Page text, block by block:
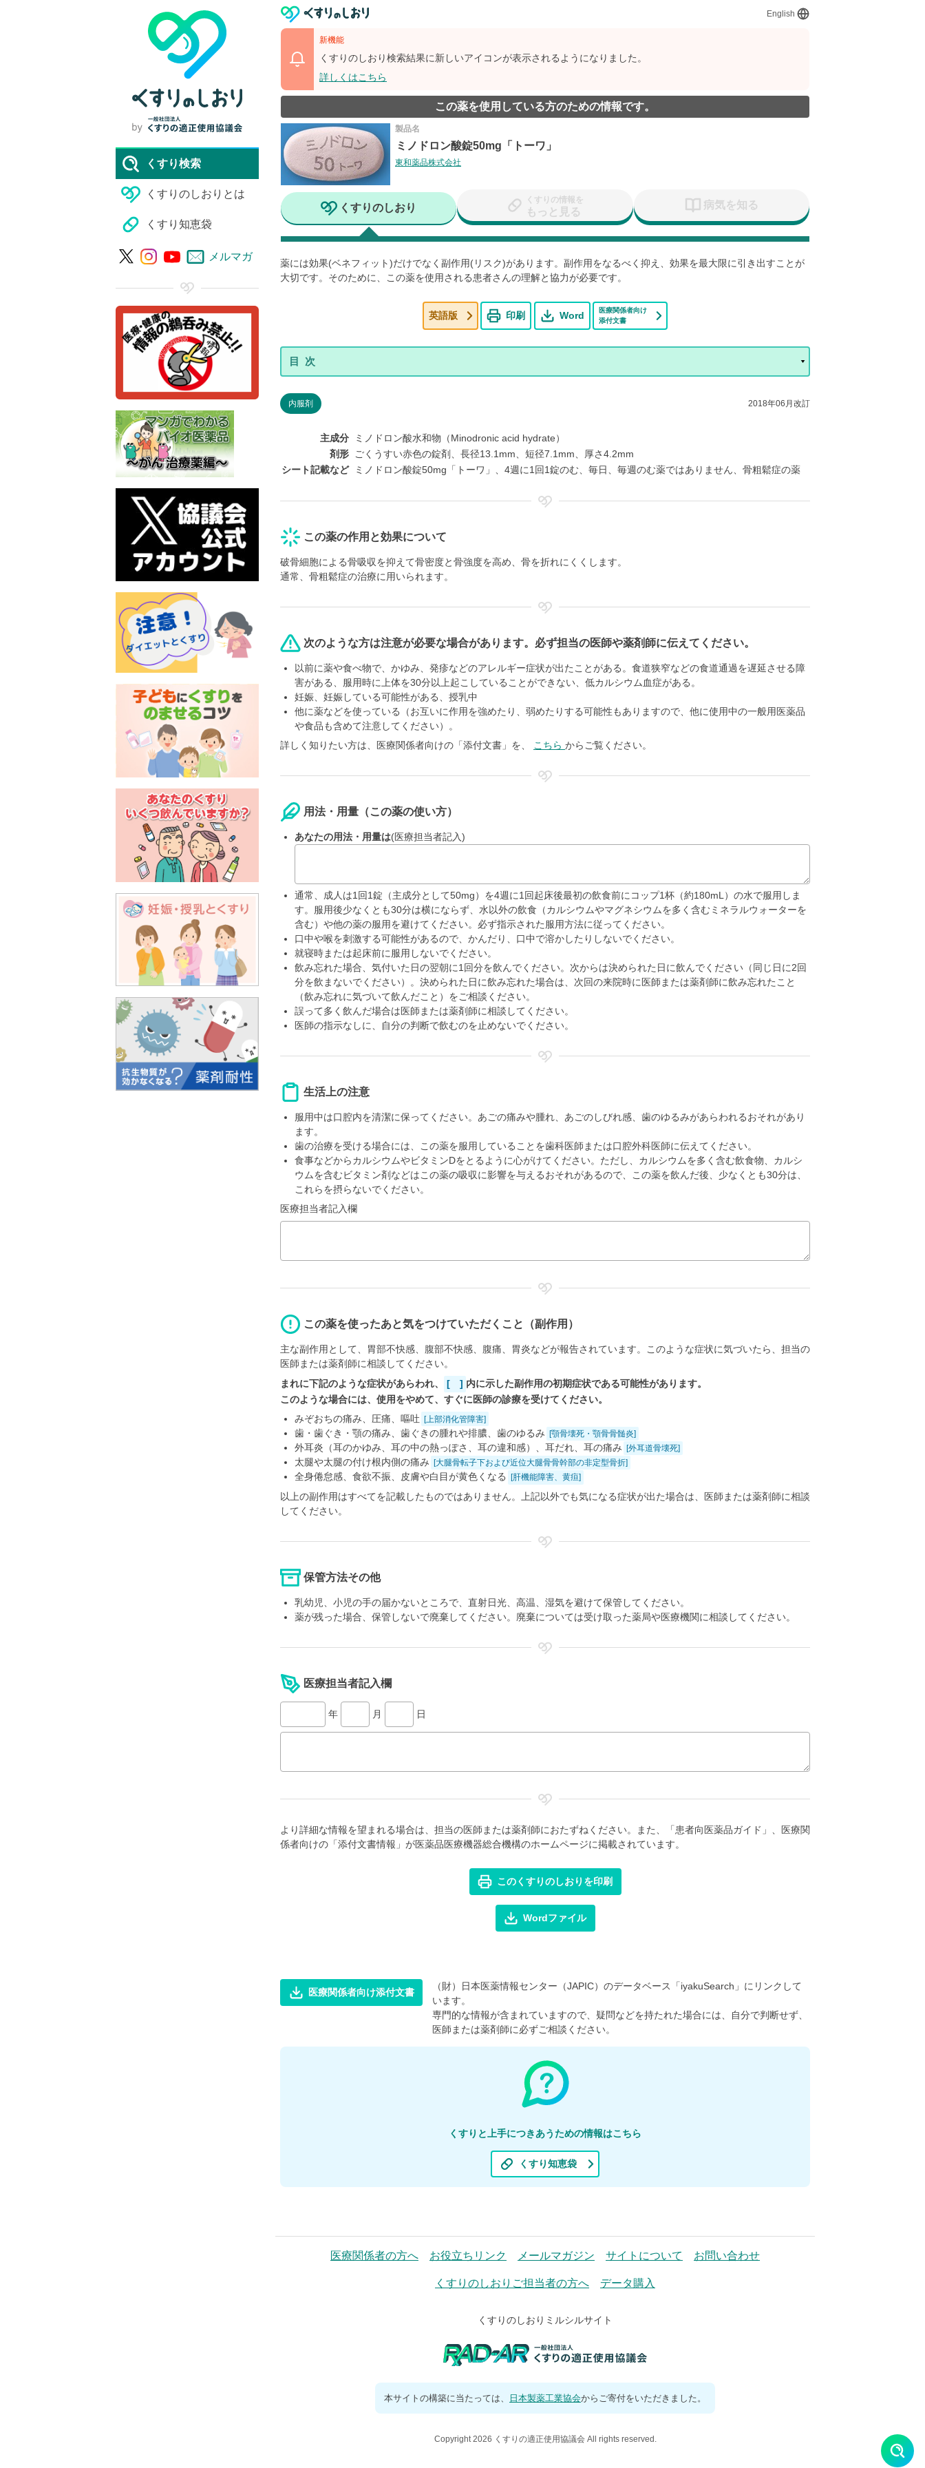
English
新機能
くすりのしおり検索結果に新しいアイコンが表示されるようになりました。
詳しくはこちら
この薬を使用している方のための情報です。
くすり検索
くすりのしおりとは
くすり知恵袋
メルマガ
製品名
ミノドロン酸錠50mg「トーワ」
東和薬品株式会社
くすりのしおり
くすりの情報を
もっと見る
病気を知る
薬には効果(ベネフィット)だけでなく副作用(リスク)があります。副作用をなるべく抑え、効果を最大限に引き出すことが
大切です。そのために、この薬を使用される患者さんの理解と協力が必要です。
英語版 印刷 Word
医療関係者向け
添付文書
内服剤 2018年06月改訂
主成分
ミノドロン酸水和物（Minodronic acid hydrate）
剤形
ごくうすい赤色の錠剤、長径13.1mm、短径7.1mm、厚さ4.2mm
シート記載など
ミノドロン酸錠50mg「トーワ」、4週に1回1錠のむ、毎日、毎週のむ薬ではありません、骨粗鬆症の薬
この薬の作用と効果について
破骨細胞による骨吸収を抑えて骨密度と骨強度を高め、骨を折れにくくします。
通常、骨粗鬆症の治療に用いられます。
次のような方は注意が必要な場合があります。必ず担当の医師や薬剤師に伝えてください。
以前に薬や食べ物で、かゆみ、発疹などのアレルギー症状が出たことがある。食道狭窄などの食道通過を遅延させる障
害がある、服用時に上体を30分以上起こしていることができない、低カルシウム血症がある。
妊娠、妊娠している可能性がある、授乳中
他に薬などを使っている（お互いに作用を強めたり、弱めたりする可能性もありますので、他に使用中の一般用医薬品
や食品も含めて注意してください）。
詳しく知りたい方は、医療関係者向けの「添付文書」を、
こちら からご覧ください。
用法・用量（この薬の使い方）
あなたの用法・用量は(医療担当者記入)
通常、成人は1回1錠（主成分として50mg）を4週に1回起床後最初の飲食前にコップ1杯（約180mL）の水で服用しま
す。服用後少なくとも30分は横にならず、水以外の飲食（カルシウムやマグネシウムを多く含むミネラルウォーターを
含む）や他の薬の服用を避けてください。必ず指示された服用方法に従ってください。
口中や喉を刺激する可能性があるので、かんだり、口中で溶かしたりしないでください。
就寝時または起床前に服用しないでください。
飲み忘れた場合、気付いた日の翌朝に1回分を飲んでください。次からは決められた日に飲んでください（同じ日に2回
分を飲まないでください）。決められた日に飲み忘れた場合は、次回の来院時に医師または薬剤師に飲み忘れたこと
（飲み忘れに気づいて飲んだこと）をご相談ください。
誤って多く飲んだ場合は医師または薬剤師に相談してください。
医師の指示なしに、自分の判断で飲むのを止めないでください。
生活上の注意
服用中は口腔内を清潔に保ってください。あごの痛みや腫れ、あごのしびれ感、歯のゆるみがあらわれるおそれがあり
ます。
歯の治療を受ける場合には、この薬を服用していることを歯科医師または口腔外科医師に伝えてください。
食事などからカルシウムやビタミンDをとるように心がけてください。ただし、カルシウムを多く含む飲食物、カルシ
ウムを含むビタミン剤などはこの薬の吸収に影響を与えるおそれがあるので、この薬を飲んだ後、少なくとも30分は、
これらを摂らないでください。
医療担当者記入欄
この薬を使ったあと気をつけていただくこと（副作用）
主な副作用として、胃部不快感、腹部不快感、腹痛、胃炎などが報告されています。このような症状に気づいたら、担当の
医師または薬剤師に相談してください。
まれに下記のような症状があらわれ、
[ ] 内に示した副作用の初期症状である可能性があります。
このような場合には、使用をやめて、すぐに医師の診療を受けてください。
みぞおちの痛み、圧痛、嘔吐 [上部消化管障害]
歯・歯ぐき・顎の痛み、歯ぐきの腫れや排膿、歯のゆるみ [顎骨壊死・顎骨骨髄炎]
外耳炎（耳のかゆみ、耳の中の熱っぽさ、耳の違和感）、耳だれ、耳の痛み [外耳道骨壊死]
太腿や太腿の付け根内側の痛み [大腿骨転子下および近位大腿骨骨幹部の非定型骨折]
全身倦怠感、食欲不振、皮膚や白目が黄色くなる [肝機能障害、黄疸]
以上の副作用はすべてを記載したものではありません。上記以外でも気になる症状が出た場合は、医師または薬剤師に相談
してください。
保管方法その他
乳幼児、小児の手の届かないところで、直射日光、高温、湿気を避けて保管してください。
薬が残った場合、保管しないで廃棄してください。廃棄については受け取った薬局や医療機関に相談してください。
医療担当者記入欄
年 月 日
より詳細な情報を望まれる場合は、担当の医師または薬剤師におたずねください。また、「患者向医薬品ガイド」、医療関
係者向けの「添付文書情報」が医薬品医療機器総合機構のホームページに掲載されています。
このくすりのしおりを印刷
Wordファイル
医療関係者向け添付文書
（財）日本医薬情報センター（JAPIC）のデータベース「iyakuSearch」にリンクして
います。
専門的な情報が含まれていますので、疑問などを持たれた場合には、自分で判断せず、
医師または薬剤師に必ずご相談ください。
くすりと上手につきあうための情報はこちら
くすり知恵袋
医療関係者の方へ お役立ちリンク メールマガジン サイトについて お問い合わせ
くすりのしおりご担当者の方へ データ購入
くすりのしおりミルシルサイト
本サイトの構築に当たっては、 日本製薬工業協会からご寄付をいただきました。
Copyright 2026 くすりの適正使用協議会 All rights reserved.